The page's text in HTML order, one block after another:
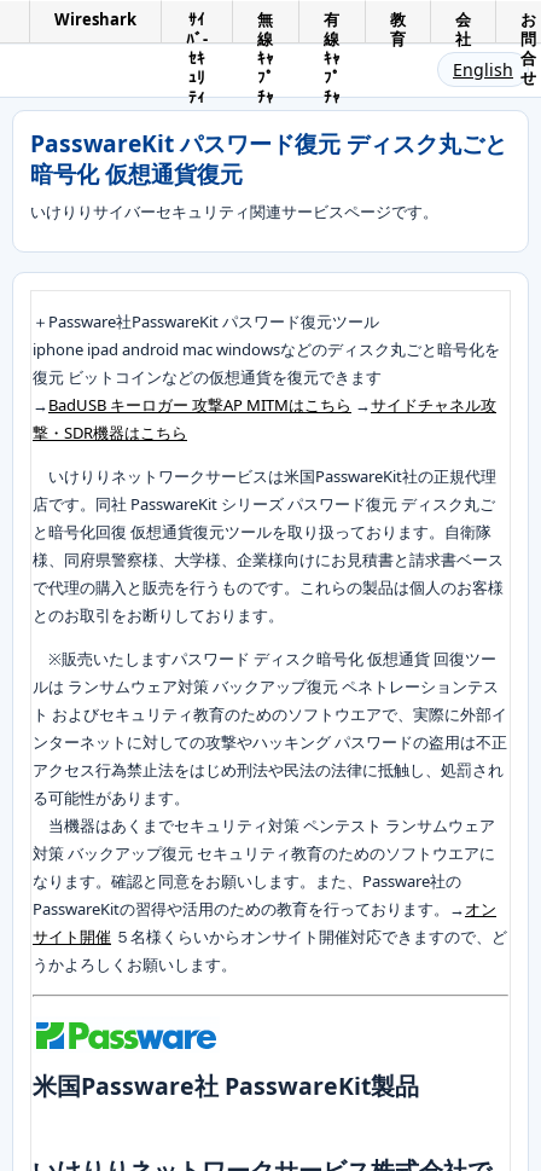
Wireshark
ｻｲ
ﾊﾞ-
ｾｷ
ｭﾘ
ﾃｨ
無
線
ｷｬ
ﾌﾟ
ﾁｬ
有
線
ｷｬ
ﾌﾟ
ﾁｬ
教
育
会
社
お
問
合
せ
English
PasswareKit パスワード復元 ディスク丸ごと
暗号化 仮想通貨復元
いけりりサイバーセキュリティ関連サービスページです。
＋Passware社PasswareKit パスワード復元ツール
iphone ipad android mac windowsなどのディスク丸ごと暗号化を
復元 ビットコインなどの仮想通貨を復元できます
→BadUSB キーロガー 攻撃AP MITMはこちら →サイドチャネル攻
撃・SDR機器はこちら
いけりりネットワークサービスは米国PasswareKit社の正規代理
店です。同社 PasswareKit シリーズ パスワード復元 ディスク丸ご
と暗号化回復 仮想通貨復元ツールを取り扱っております。自衛隊
様、同府県警察様、大学様、企業様向けにお見積書と請求書ベース
で代理の購入と販売を行うものです。これらの製品は個人のお客様
とのお取引をお断りしております。
※販売いたしますパスワード ディスク暗号化 仮想通貨 回復ツー
ルは ランサムウェア対策 バックアップ復元 ペネトレーションテス
ト およびセキュリティ教育のためのソフトウエアで、実際に外部イ
ンターネットに対しての攻撃やハッキング パスワードの盗用は不正
アクセス行為禁止法をはじめ刑法や民法の法律に抵触し、処罰され
る可能性があります。
当機器はあくまでセキュリティ対策 ペンテスト ランサムウェア
対策 バックアップ復元 セキュリティ教育のためのソフトウエアに
なります。確認と同意をお願いします。また、Passware社の
PasswareKitの習得や活用のための教育を行っております。→オン
サイト開催 ５名様くらいからオンサイト開催対応できますので、ど
うかよろしくお願いします。
米国Passware社 PasswareKit製品